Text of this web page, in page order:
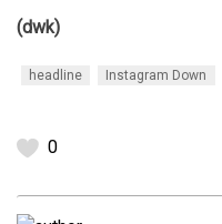
(dwk)
headline Instagram Down
0